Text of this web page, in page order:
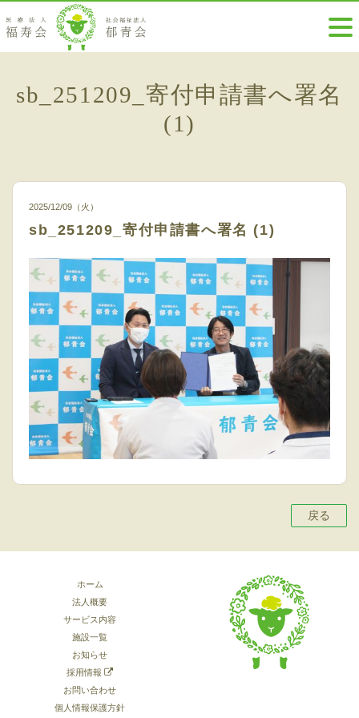
sb_251209_寄付申請書へ署名
(1)
2025/12/09（火）
sb_251209_寄付申請書へ署名 (1)
戻る
ホーム
法人概要
サービス内容
施設一覧
お知らせ
採用情報
お問い合わせ
個人情報保護方針